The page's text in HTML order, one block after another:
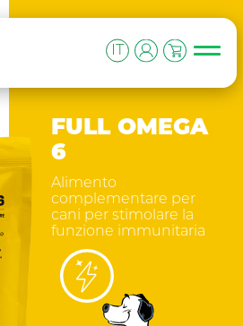
FULL OMEGA
6
Alimento
complementare per
cani per stimolare la
funzione immunitaria